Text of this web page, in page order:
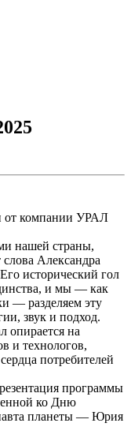
от компании УРАЛ
нашей страны,
Александра
исторический гол
и мы — как
— разделяем эту
звук и подход.
опирается на
и технологов,
потребителей
программы
ко Дню
планеты — Юрия